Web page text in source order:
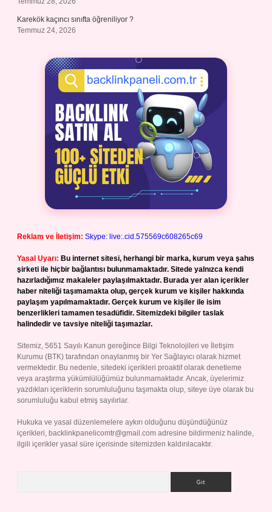
Karekök kaçıncı sınıfta öğreniliyor ?
Temmuz 24, 2026
Reklam ve İletişim: Skype: live:.cid.575569c608265c69
Yasal Uyarı: Bu internet sitesi, herhangi bir marka, kurum veya şahıs
şirketi ile hiçbir bağlantısı bulunmamaktadır. Sitede yalnızca kendi
hazırladığımız makaleler paylaşılmaktadır. Burada yer alan içerikler
haber niteliği taşımamakta olup, gerçek kurum ve kişiler hakkında
paylaşım yapılmamaktadır. Gerçek kurum ve kişiler ile isim
benzerlikleri tamamen tesadüfidir. Sitemizdeki bilgiler taslak
halindedir ve tavsiye niteliği taşımazlar.
Sitemiz, 5651 Sayılı Kanun gereğince Bilgi Teknolojileri ve İletişim
Kurumu (BTK) tarafından onaylanmış bir Yer Sağlayıcı olarak hizmet
vermektedir. Bu nedenle, sitedeki içerikleri proaktif olarak denetleme
veya araştırma yükümlülüğümüz bulunmamaktadır. Ancak, üyelerimiz
yazdıkları içeriklerin sorumluluğunu taşımakta olup, siteye üye olarak bu
sorumluluğu kabul etmiş sayılırlar.
Hukuka ve yasal düzenlemelere aykırı olduğunu düşündüğünüz
içerikleri, backlinkpanelicomtr@gmail.com adresine bildirmeniz halinde,
ilgili içerikler yasal süre içerisinde sitemizden kaldırılacaktır.